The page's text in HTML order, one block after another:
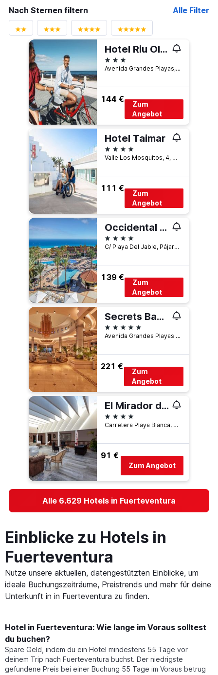
Nach Sternen filtern
Alle Filter
Hotel Riu Oliva Beach Resort
3 Sterne
Avenida Grandes Playas, Corralejo, Fuerteventura, Spanien
144 €
Zum
Angebot
Hotel Taimar
4 Sterne
Valle Los Mosquitos, 4, Costa Calma, Fuerteventura, Spanien
111 €
Zum
Angebot
Occidental Jandía Mar
4 Sterne
C/ Playa Del Jable, Pájara, Fuerteventura, Spanien
139 €
Zum
Angebot
Secrets Bahía Real Resort & Spa
5 Sterne
Avenida Grandes Playas 103, Corralejo, Fuerteventura, Spanien
221 €
Zum
Angebot
El Mirador de Fuerteventura
4 Sterne
Carretera Playa Blanca, 45, Puerto del Rosario, Fuerteventura, Spanien
91 €
Zum Angebot
Alle 6.629 Hotels in Fuerteventura
Einblicke zu Hotels in
Fuerteventura
Nutze unsere aktuellen, datengestützten Einblicke, um
ideale Buchungszeiträume, Preistrends und mehr für deine
Unterkunft in in Fuerteventura zu finden.
Hotel in Fuerteventura: Wie lange im Voraus solltest
du buchen?
Spare Geld, indem du ein Hotel mindestens 55 Tage vor
deinem Trip nach Fuerteventura buchst. Der niedrigste
gefundene Preis bei einer Buchung 55 Tage im Voraus betrug